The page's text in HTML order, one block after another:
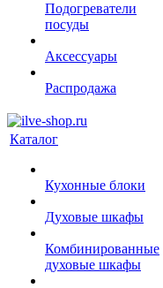
Подогреватели
посуды
Аксессуары
Распродажа
Каталог
Кухонные блоки
Духовые шкафы
Комбинированные
духовые шкафы